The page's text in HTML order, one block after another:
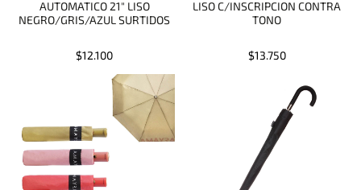
AUTOMATICO 21" LISO
NEGRO/GRIS/AZUL SURTIDOS
$12.100
LISO C/INSCRIPCION CONTRA
TONO
$13.750